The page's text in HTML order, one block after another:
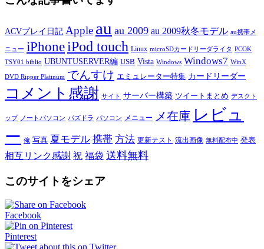
ACVプレイ日記 Apple au au 2009 au 2009秋冬モデル au携帯メ
ニュー iPhoneiPod touch Linux microSDカードリーダライタ PCOK
TSY01 biblio UBUNTUSERVER編 USB Vista Windows Windows7 WinX
DVD Ripper Platinum でんすけ エミュレーター特集 カードリーダー
コメント感謝 サイト サーバー構築 ツイートまとめ デスクト
ップ ノートパソコン パズドラ パソコン メニュー メ在庫 レビュ
ー 俺 写真 夏モデル 携帯 方法 更新テスト 流出画像 無料配布中 発表
相互リンク感謝 祝 福袋 送料無料
このサイトをシェア
Facebook
Pinterest